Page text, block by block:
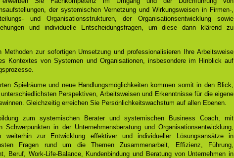
der systemischen Vernetzung und Wirkungsweisen in Firmen-,
und Organisationsstrukturen, der Organisationsentwicklung sowie
und individuelle Entscheidungsfragen, um diese dann klärend zu
Methoden zur sofortigen Umsetzung und professionalisieren Ihre Arbeitsweise
Kontextes von Systemen und Organisationen, insbesondere im Hinblick auf
Spielräume und neue Handlungsmöglichkeiten kommen somit in den Blick,
Perspektiven, Arbeitsweisen und Erkenntnisse für die eigene
Gleichzeitig erreichen Sie Persönlichkeitswachstum auf allen Ebenen.
zum systemischen Berater und systemischen Business Coach, mit
Schwerpunkten in der Unternehmensberatung und Organisationsentwicklung,
weiterhin zur Entwicklung effektiver und individueller Lösungsansätze in
Fragen rund um die Themen Zusammenarbeit, Effizienz, Führung,
Beruf, Work-Life-Balance, Kundenbindung und Beratung von Unternehmen in